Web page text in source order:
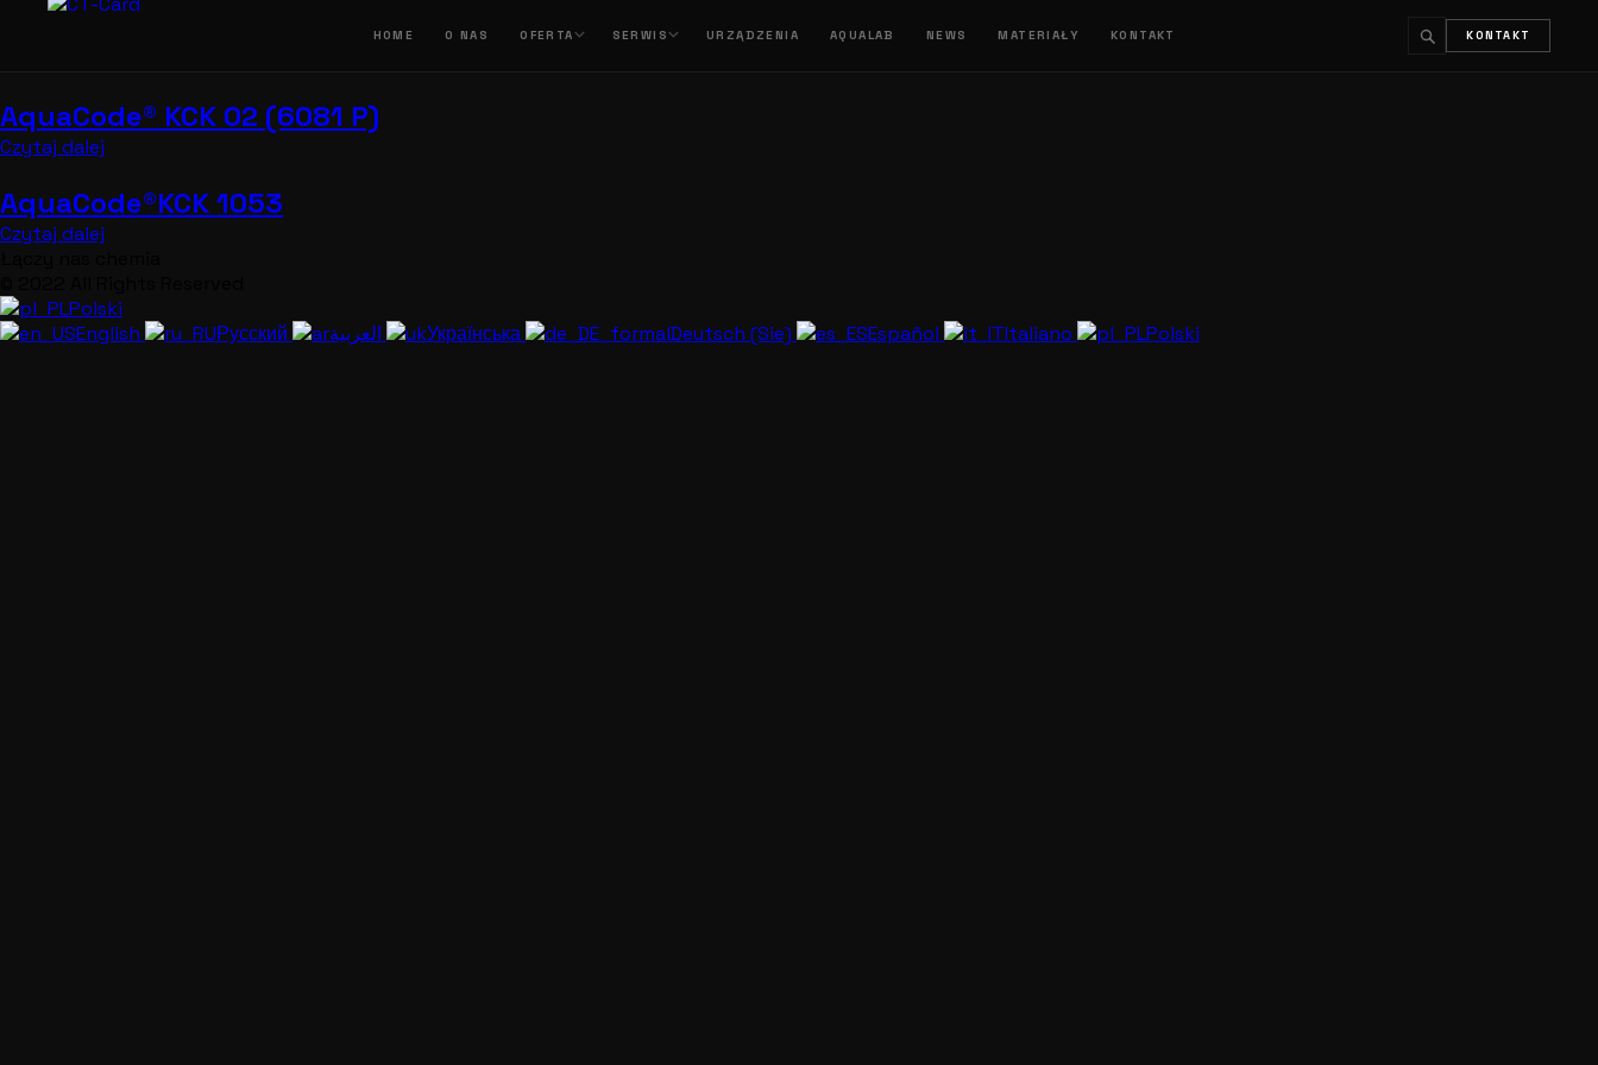
Przejdź
HOME O NAS OFERTA SERWIS URZĄDZENIA AQUALAB NEWS MATERIAŁY KONTAKT KONTAKT
AquaCode® KCK 02 (6081 P)
Czytaj dalej
AquaCode®KCK 1053
Czytaj dalej
Polski
English
Русский Українська Deutsch (Sie) Español Italiano Polski